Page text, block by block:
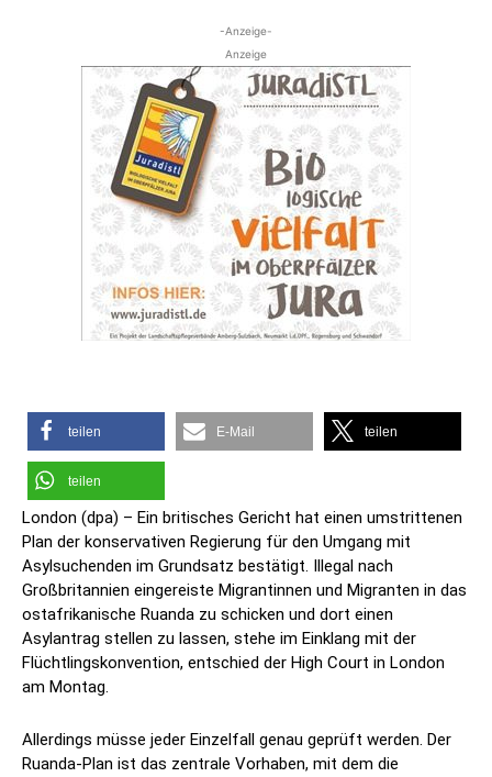
-Anzeige-
Anzeige
teilen E-Mail teilen
teilen
London (dpa) – Ein britisches Gericht hat einen umstrittenen
Plan der konservativen Regierung für den Umgang mit
Asylsuchenden im Grundsatz bestätigt. Illegal nach
Großbritannien eingereiste Migrantinnen und Migranten in das
ostafrikanische Ruanda zu schicken und dort einen
Asylantrag stellen zu lassen, stehe im Einklang mit der
Flüchtlingskonvention, entschied der High Court in London
am Montag.
Allerdings müsse jeder Einzelfall genau geprüft werden. Der
Ruanda-Plan ist das zentrale Vorhaben, mit dem die